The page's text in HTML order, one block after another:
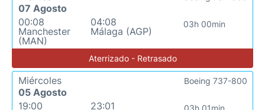
07 Agosto
00:08
Manchester
(MAN)
04:08
Málaga (AGP)
03h 00min
Aterrizado - Retrasado
Miércoles
05 Agosto
19:00
23:01
03h 01min
Boeing 737-800